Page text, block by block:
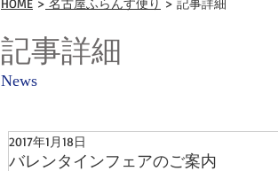
HOME > 名古屋ふらんす便り > 記事詳細
記事詳細
News
バレンタインフェアのご案内
2017年1月18日